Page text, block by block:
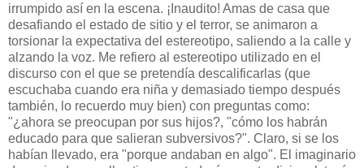
irrumpido así en la escena. ¡Inaudito! Amas de casa que
desafiando el estado de sitio y el terror, se animaron a
torsionar la expectativa del estereotipo, saliendo a la calle y
alzando la voz. Me refiero al estereotipo utilizado en el
discurso con el que se pretendía descalificarlas (que
escuchaba cuando era niña y demasiado tiempo después
también, lo recuerdo muy bien) con preguntas como:
"¿ahora se preocupan por sus hijos?, "cómo los habrán
educado para que salieran subversivos?". Claro, si se los
habían llevado, era "porque andaban en algo". El imaginario